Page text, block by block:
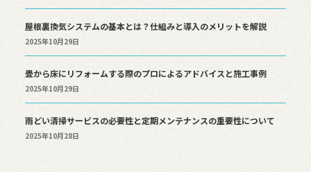
屋根裏換気システムの基本とは？仕組みと導入のメリットを解説
2025年10月29日
畳から床にリフォームする際のプロによるアドバイスと施工事例
2025年10月29日
雨どい清掃サービスの必要性と定期メンテナンスの重要性について
2025年10月28日